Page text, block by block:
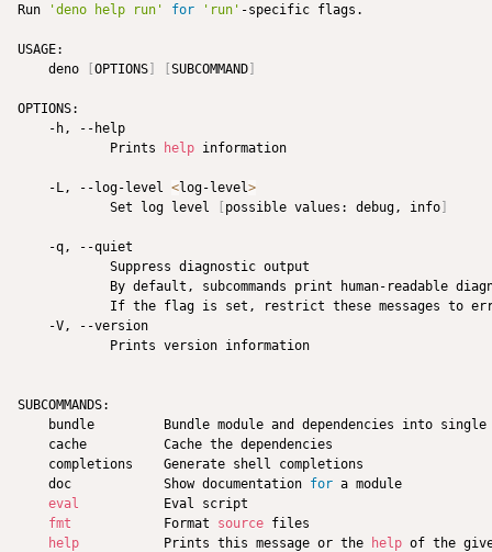
Run 'deno help run' for 'run' -specific flags.
USAGE:
    deno
OPTIONS SUBCOMMAND
OPTIONS:
    -h, --help
            Prints
help information
    -L, --log-level
<log-level>
            Set log level
possible values: debug, info
    -q, --quiet
            Suppress diagnostic output
By default, subcommands print human-readable
If the flag is set, restrict these messages to
    -V, --version
            Prints version information
SUBCOMMANDS:
bundle         Bundle module and dependencies into
    cache          Cache the dependencies
    completions    Generate shell completions
    doc            Show documentation
for a module
eval
           Eval script
fmt
            Format
source files
help
           Prints this message or the
help of the